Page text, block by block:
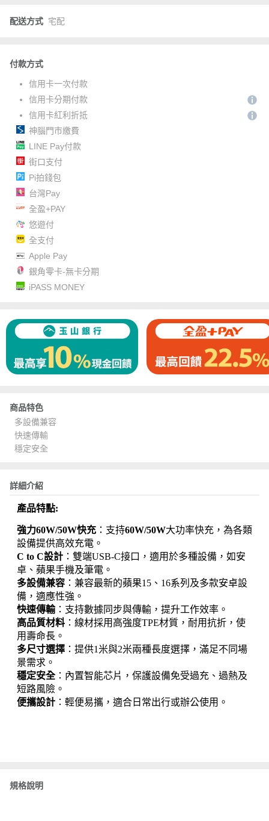
配送方式 宅配
付款方式
信用卡一次付款
信用卡分期付款
信用卡紅利折抵
神腦門市繳費
LINE Pay付款
街口支付
Pi拍錢包
台灣Pay
全盈+PAY
悠遊付
全支付
Apple Pay
銀角零卡-無卡分期
iPASS MONEY
商品特色
多設備兼容
快速傳輸
穩定安全
詳細介紹
產品特點:
強力60W/50W快充 ：支持60W/50W大功率快充，為各類
設備提供高效充電。
C to C設計 ：雙端USB-C接口，適用於多種設備，如安
卓、蘋果手機及筆電。
多設備兼容 ：兼容最新的蘋果15、16系列及多款安卓設
備，適應性強。
快速傳輸：支持數據同步與傳輸，提升工作效率。
高品質材料 ：線材採用高強度TPE材質，耐用抗折，使
用壽命長。
多尺寸選擇 ：提供1米與2米兩種長度選擇，滿足不同場
景需求。
穩定安全：內置智能芯片，保護設備免受過充、過熱及
短路風險。
便攜設計 ：輕便易攜，適合日常出行或辦公使用。
規格說明